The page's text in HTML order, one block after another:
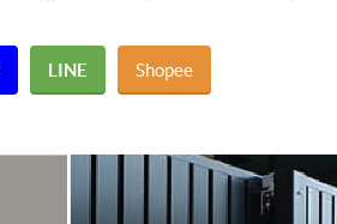
LINE Shopee